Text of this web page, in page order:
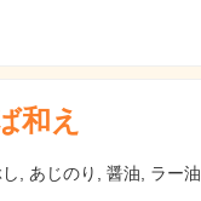
和え
, あじのり, 醤油, ラー油